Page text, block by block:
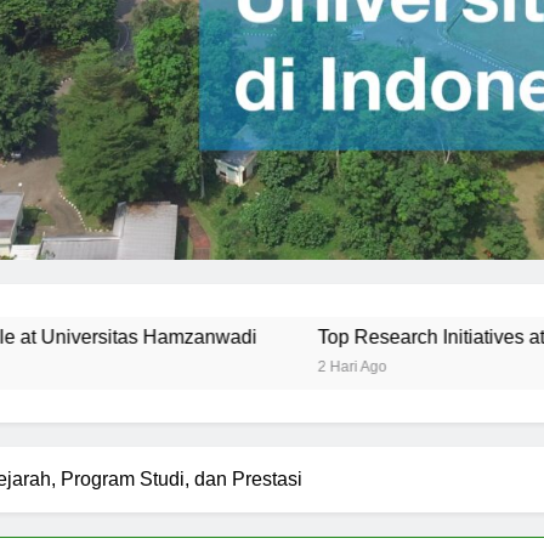
Top Research Initiatives at Universitas Hamzanwadi
Program Studi, dan Prestasi